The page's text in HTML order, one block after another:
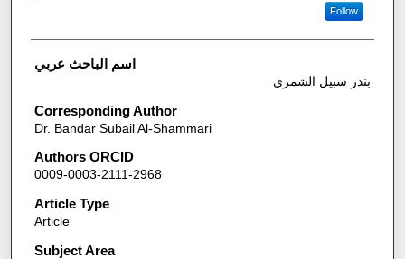
Follow
اسم الباحث عربي
بندر سبيل الشمري
Corresponding Author
Dr. Bandar Subail Al-Shammari
Authors ORCID
0009-0003-2111-2968
Article Type
Article
Subject Area